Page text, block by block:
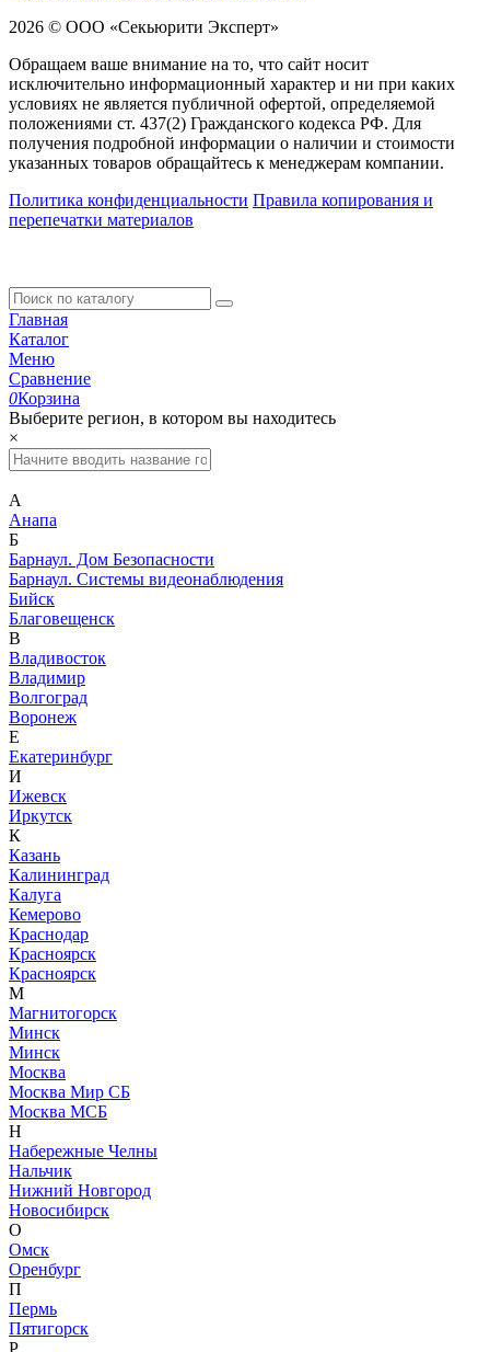
2026 © ООО «Секьюрити Эксперт»
Обращаем ваше внимание на то, что сайт носит
исключительно информационный характер и ни при каких
условиях не является публичной офертой, определяемой
положениями ст. 437(2) Гражданского кодекса РФ. Для
получения подробной информации о наличии и стоимости
указанных товаров обращайтесь к менеджерам компании.
Политика конфиденциальности Правила копирования и
перепечатки материалов
Главная
Каталог
Меню
Сравнение
0Корзина
Выберите регион, в котором вы находитесь
×
А
Анапа
Б
Барнаул. Дом Безопасности
Барнаул. Системы видеонаблюдения
Бийск
Благовещенск
В
Владивосток
Владимир
Волгоград
Воронеж
Е
Екатеринбург
И
Ижевск
Иркутск
К
Казань
Калининград
Калуга
Кемерово
Краснодар
Красноярск
Красноярск
М
Магнитогорск
Минск
Минск
Москва
Москва Мир СБ
Москва МСБ
Н
Набережные Челны
Нальчик
Нижний Новгород
Новосибирск
О
Омск
Оренбург
П
Пермь
Пятигорск
Р